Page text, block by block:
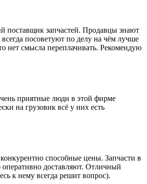
поставщик запчастей. Продавцы знают
посоветуют по делу на чём лучше
нет смысла переплачивать. Рекомендую
приятные люди в этой фирме
на грузовик всё у них есть
способные цены. Запчасти в
оперативно доставляют. Отличный
к нему всегда решит вопрос).